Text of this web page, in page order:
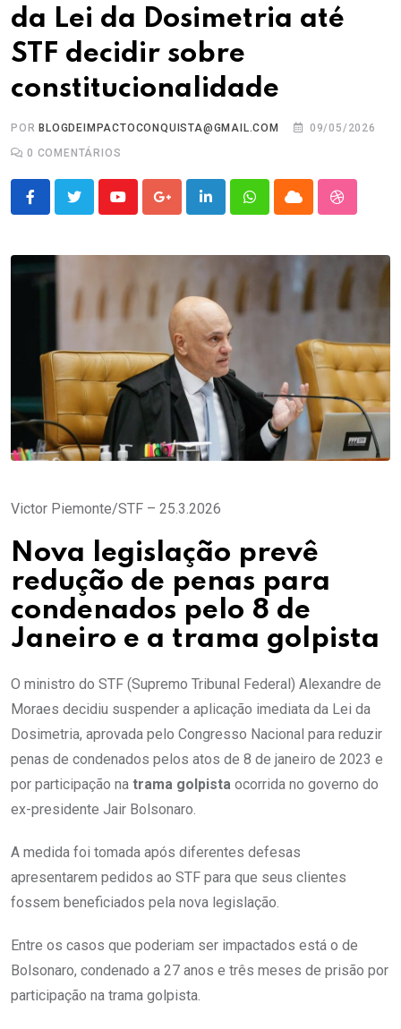
da Lei da Dosimetria até
STF decidir sobre
constitucionalidade
POR BLOGDEIMPACTOCONQUISTA@GMAIL.COM
09/05/2026
0 COMENTÁRIOS
YoutubeGoogle+LinkedInWhatsappCloud
Victor Piemonte/STF – 25.3.2026
Nova legislação prevê
redução de penas para
condenados pelo 8 de
Janeiro e a trama golpista
O ministro do STF (Supremo Tribunal Federal) Alexandre de
Moraes decidiu suspender a aplicação imediata da Lei da
Dosimetria, aprovada pelo Congresso Nacional para reduzir
penas de condenados pelos atos de 8 de janeiro de 2023 e
por participação na trama golpista ocorrida no governo do
ex-presidente Jair Bolsonaro.
A medida foi tomada após diferentes defesas
apresentarem pedidos ao STF para que seus clientes
fossem beneficiados pela nova legislação.
Entre os casos que poderiam ser impactados está o de
Bolsonaro, condenado a 27 anos e três meses de prisão por
participação na trama golpista.